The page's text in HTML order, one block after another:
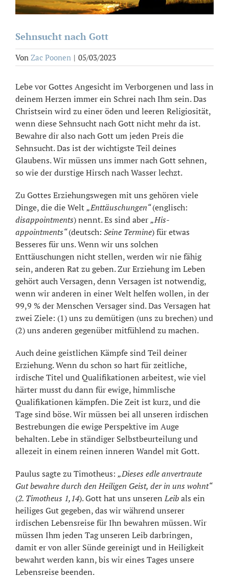
Sehnsucht nach Gott
Von Zac Poonen | 05/03/2023
Lebe vor Gottes Angesicht im Verborgenen und lass in
deinem Herzen immer ein Schrei nach Ihm sein. Das
Christsein wird zu einer öden und leeren Religiosität,
wenn diese Sehnsucht nach Gott nicht mehr da ist.
Bewahre dir also nach Gott um jeden Preis die
Sehnsucht. Das ist der wichtigste Teil deines
Glaubens. Wir müssen uns immer nach Gott sehnen,
so wie der durstige Hirsch nach Wasser lechzt.
Zu Gottes Erziehungswegen mit uns gehören viele
Dinge, die die Welt„Enttäuschungen“(englisch:
disappointments) nennt. Es sind aber„His-
appointments“(deutsch: Seine Termine) für etwas
Besseres für uns. Wenn wir uns solchen
Enttäuschungen nicht stellen, werden wir nie fähig
sein, anderen Rat zu geben. Zur Erziehung im Leben
gehört auch Versagen, denn Versagen ist notwendig,
wenn wir anderen in einer Welt helfen wollen, in der
99,9 % der Menschen Versager sind. Das Versagen hat
zwei Ziele: (1) uns zu demütigen (uns zu brechen) und
(2) uns anderen gegenüber mitfühlend zu machen.
Auch deine geistlichen Kämpfe sind Teil deiner
Erziehung. Wenn du schon so hart für zeitliche,
irdische Titel und Qualifikationen arbeitest, wie viel
härter musst du dann für ewige, himmlische
Qualifikationen kämpfen. Die Zeit ist kurz, und die
Tage sind böse. Wir müssen bei all unseren irdischen
Bestrebungen die ewige Perspektive im Auge
behalten. Lebe in ständiger Selbstbeurteilung und
allezeit in einem reinen inneren Wandel mit Gott.
Paulus sagte zu Timotheus: „Dieses edle anvertraute
Gut bewahre durch den Heiligen Geist, der in uns wohnt“
(2. Timotheus 1,14). Gott hat uns unserenLeibals ein
heiliges Gut gegeben, das wir während unserer
irdischen Lebensreise für Ihn bewahren müssen. Wir
müssen Ihm jeden Tag unseren Leib darbringen,
damit er von aller Sünde gereinigt und in Heiligkeit
bewahrt werden kann, bis wir eines Tages unsere
Lebensreise beenden.